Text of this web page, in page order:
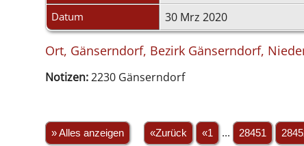
Datum 30 Mrz 2020
Ort, Gänserndorf, Bezirk Gänserndorf,
Notizen:2230 Gänserndorf
» Alles anzeigen «Zurück «1 ... 28451